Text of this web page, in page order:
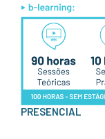
PRESENCIAL